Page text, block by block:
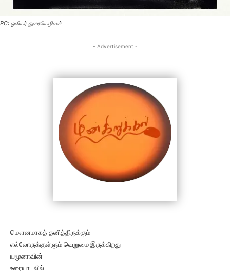
PC: ஓவியர் துரையெழிலன்
- Advertisement -
மௌனமாகத் தனித்திருக்கும்
எல்லோருக்குள்ளும் வெறுமை இருக்கிறது
யமுனாவின்
உரையாடலில்